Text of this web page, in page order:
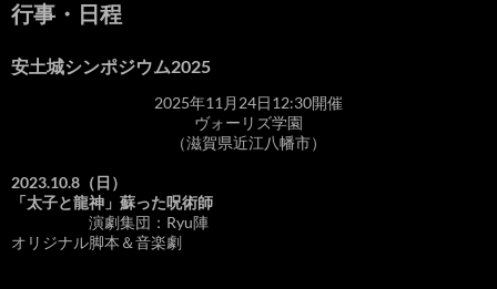
行事・日程
安土城シンポジウム2025
2025年11月24日12:30開催
ヴォーリズ学園
（滋賀県近江八幡市）
2023.10.8（日）
「太子と龍神」蘇った呪術師
演劇集団：Ryu陣
オリジナル脚本＆音楽劇